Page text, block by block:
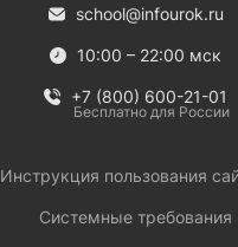
school@infourok.ru
10:00 – 22:00 мск
+7 (800) 600-21-01
Бесплатно для России
Инструкция пользования
Системные требования